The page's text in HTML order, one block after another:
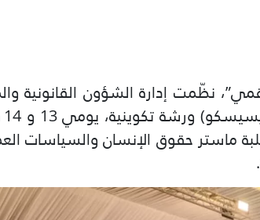
نظّمت إدارة الشؤون القانونية
ماستر حقوق الإنسان والسياسات